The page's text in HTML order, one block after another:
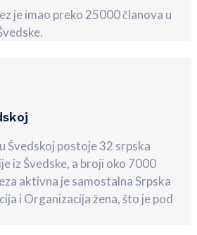
je imao preko 25000 članova u
Švedskoj postoje 32 srpska
iz Švedske, a broji oko 7000
aktivna je samostalna Srpska
i Organizacija žena, što je pod